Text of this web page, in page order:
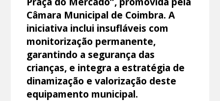
Câmara Municipal de Coimbra. A
iniciativa inclui insufláveis com
monitorização permanente,
garantindo a segurança das
crianças, e integra a estratégia de
dinamização e valorização deste
equipamento municipal.